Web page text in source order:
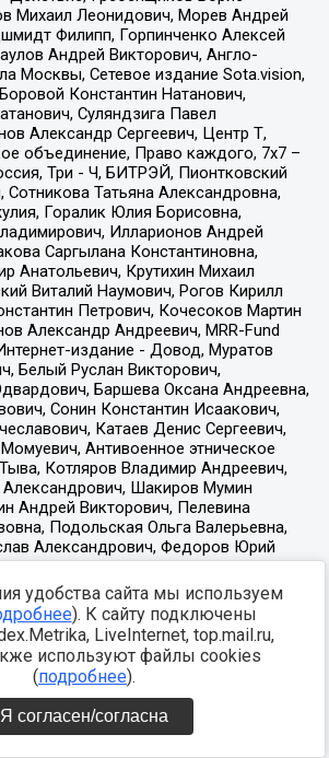
удобства сайта мы используем
). К сайту подключены
LiveInternet, top.mail.ru,
используют файлы cookies
(подробнее).
Я согласен/согласна